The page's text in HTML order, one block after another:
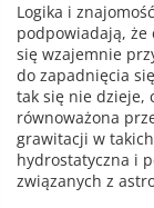
Logika i
podpowiadają, że
się wzajemnie
do zapadnięcia
tak się nie dzieje,
równoważona
grawitacji w
hydrostatyczna i
związanych z